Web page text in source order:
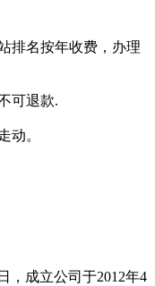
排名按年收费，办理
可退款.
动。
，成立公司于2012年4